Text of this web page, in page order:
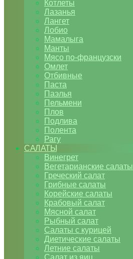
Котлеты
Лазанья
Лангет
Лобио
Мамалыга
Манты
Мясо по-французски
Омлет
Отбивные
Паста
Паэлья
Пельмени
Плов
Подлива
Полента
Рагу
САЛАТЫ
Винегрет
Вегетарианские салаты
Греческий салат
Грибные салаты
Корейские салаты
Крабовый салат
Мясной салат
Рыбный салат
Салаты с курицей
Диетические салаты
Летние салаты
Салат из яиц